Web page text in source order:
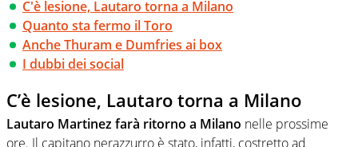
C'è lesione, Lautaro torna a Milano
Quanto sta fermo il Toro
Anche Thuram e Dumfries ai box
I dubbi dei social
C’è lesione, Lautaro torna a Milano
Lautaro Martinez farà ritorno a Milano nelle prossime
ore. Il capitano nerazzurro è stato, infatti, costretto ad